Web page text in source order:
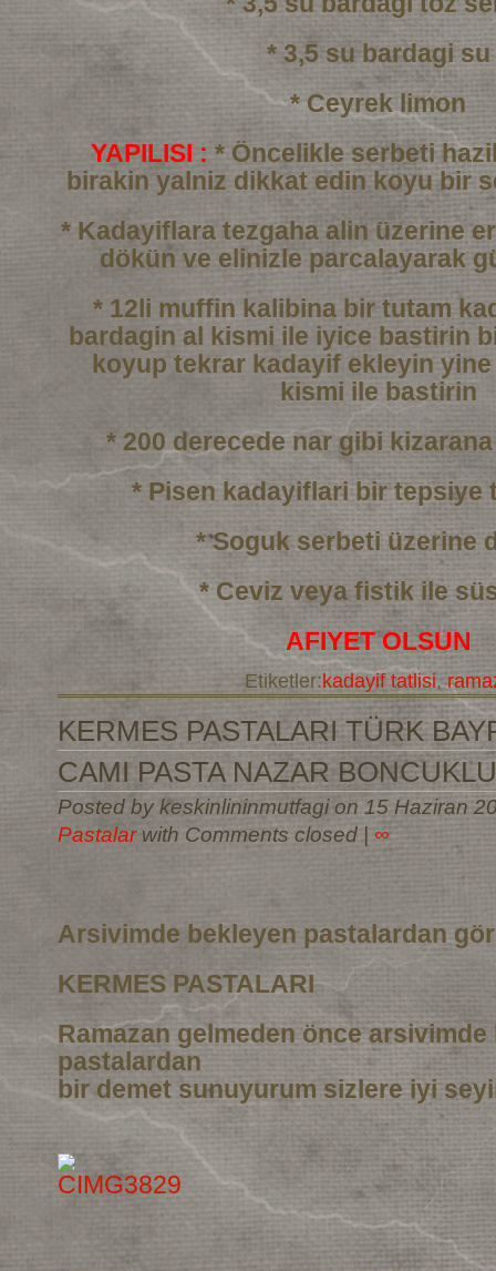
* 3,5 su bardagi su
* Ceyrek limon
YAPILISI : * Öncelikle serbeti
birakin yalniz dikkat edin koyu bir
* Kadayiflara tezgaha alin üzerine
dökün ve elinizle parcalayarak
* 12li muffin kalibina bir tutam
bardagin al kismi ile iyice bastirin
koyup tekrar kadayif ekleyin
kismi ile bastirin
* 200 derecede nar gibi
* Pisen kadayiflari bir tepsiye
* Soguk serbeti üzerine
* Ceviz veya fistik ile
AFIYET OLSUN
Etiketler:kadayif tatlisi,
KERMES PASTALARI TÜRK
CAMI PASTA NAZAR
Posted by keskinlininmutfagi on 15 Haziran
Pastalar with Comments closed| ∞
Arsivimde bekleyen pastalardan
KERMES PASTALARI
Ramazan gelmeden önce arsivimde
pastalardan
bir demet sunuyurum sizlere iyi